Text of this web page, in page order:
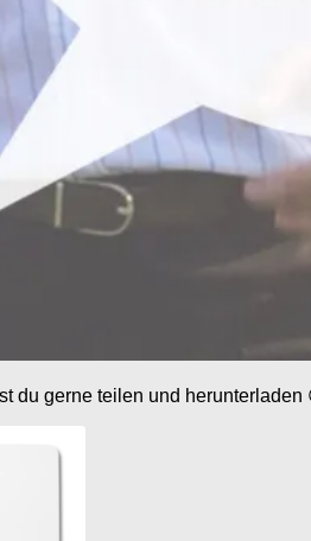
du gerne teilen und herunterladen